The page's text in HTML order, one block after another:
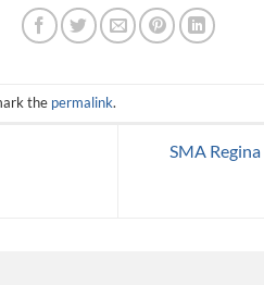
the permalink.
SMA